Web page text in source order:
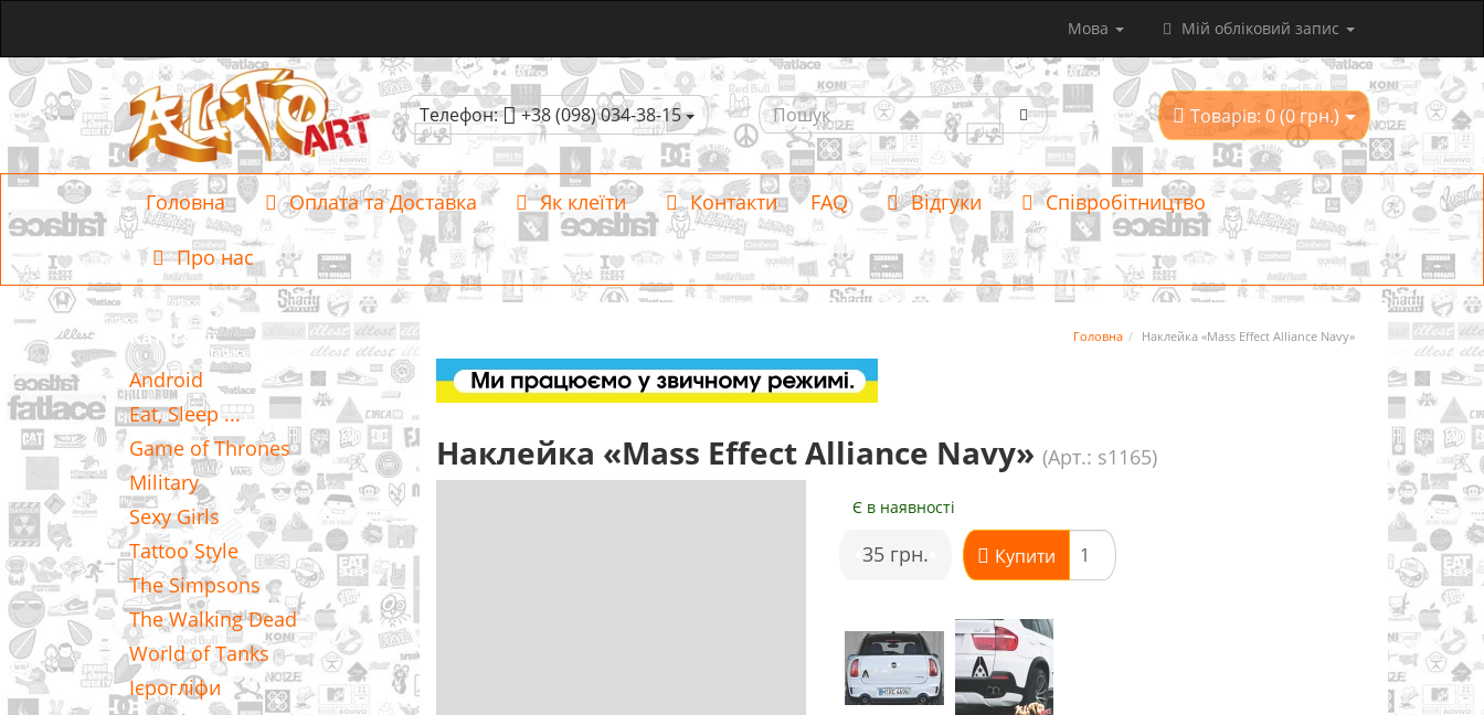
Мова Мій обліковий запис
Телефон: +38 (098) 034-38-15 Товарів: 0 (0 грн.)
Головна Оплата та Доставка Як клеїти Контакти FAQ Відгуки Співробітництво
Про нас
Категорії
Android
Eat, Sleep ...
Game of Thrones
Military
Sexy Girls
Tattoo Style
The Simpsons
The Walking Dead
World of Tanks
Ієрогліфи
Головна Наклейка «Mass Effect Alliance Navy»
Наклейка «Mass Effect Alliance Navy» (Арт.: s1165)
Є в наявності
•35 грн. Купити